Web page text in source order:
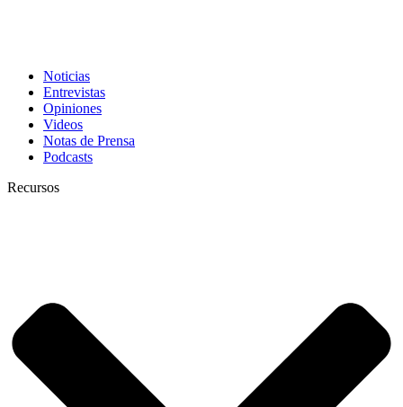
Noticias
Entrevistas
Opiniones
Videos
Notas de Prensa
Podcasts
Recursos